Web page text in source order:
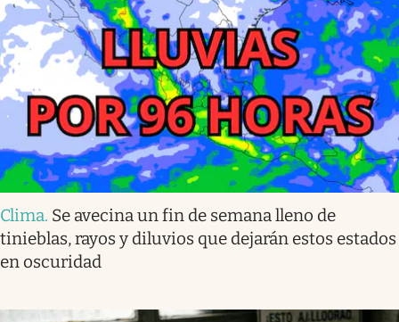
Clima. Se avecina un fin de semana lleno de
tinieblas, rayos y diluvios que dejarán estos estados
en oscuridad